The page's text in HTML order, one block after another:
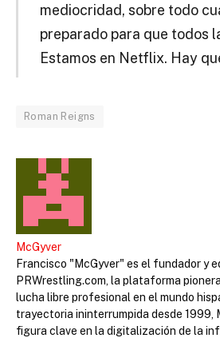
mediocridad, sobre todo
preparado para que todos
Estamos en Netflix. Hay
Roman Reigns
McGyver
Francisco "McGyver" es el fundador y
PRWrestling.com, la plataforma
lucha libre profesional en el mundo
trayectoria ininterrumpida desde 1999,
figura clave en la digitalización de la